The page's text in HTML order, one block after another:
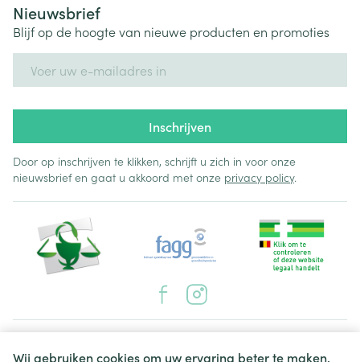
Wij gebruiken cookies om uw ervaring beter te maken.
Nieuwsbrief
Blijf op de hoogte van nieuwe producten en promoties
Inschrijven
Door op inschrijven te klikken, schrijft u zich in voor onze
nieuwsbrief en gaat u akkoord met onze privacy policy.
Juridische links